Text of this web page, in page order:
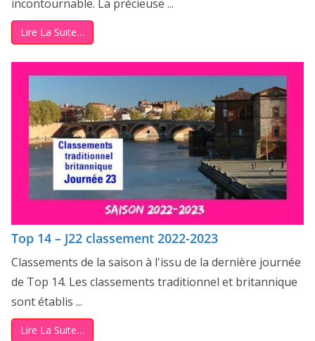
incontournable. La précieuse ...
Lire La Suite…
Top 14 – J22 classement 2022-2023
Classements de la saison à l'issu de la dernière journée
de Top 14. Les classements traditionnel et britannique
sont établis ...
Lire La Suite…